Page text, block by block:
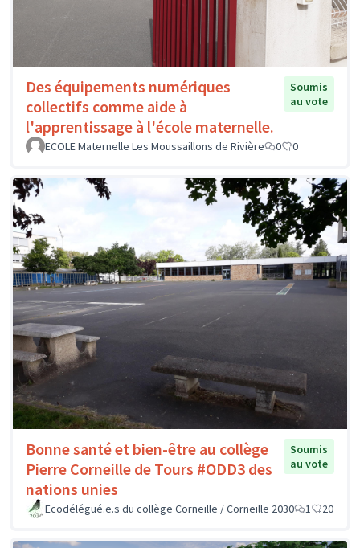
Des équipements numériques
collectifs comme aide à
l'apprentissage à l'école maternelle.
Soumis
au vote
ECOLE Maternelle Les Moussaillons de Rivière 0 0
Bonne santé et bien-être au collège
Pierre Corneille de Tours #ODD3 des
nations unies
Soumis
au vote
Ecodélégué.e.s du collège Corneille / Corneille 2030 1 20